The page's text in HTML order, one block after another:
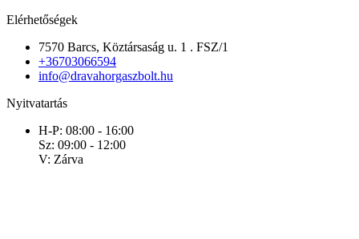
Elérhetőségek
7570 Barcs, Köztársaság u. 1 . FSZ/1
+36703066594
info@dravahorgaszbolt.hu
Nyitvatartás
H-P: 08:00 - 16:00
Sz: 09:00 - 12:00
V: Zárva